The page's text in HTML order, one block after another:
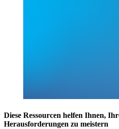
Diese Ressourcen helfen Ihnen,
Herausforderungen zu meistern